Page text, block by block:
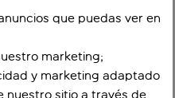
que puedas ver en
marketing;
y marketing adaptado
nuestro sitio a través de